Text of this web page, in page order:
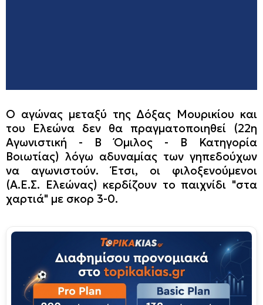
Ο αγώνας μεταξύ της Δόξας Μουρικίου και
του Ελεώνα δεν θα πραγματοποιηθεί (22η
Αγωνιστική - Β΄ Όμιλος - Β΄ Κατηγορία
Βοιωτίας) λόγω αδυναμίας των γηπεδούχων
να αγωνιστούν. Έτσι, οι φιλοξενούμενοι
(Α.Ε.Σ. Ελεώνας) κερδίζουν το παιχνίδι "στα
χαρτιά" με σκορ 3-0.